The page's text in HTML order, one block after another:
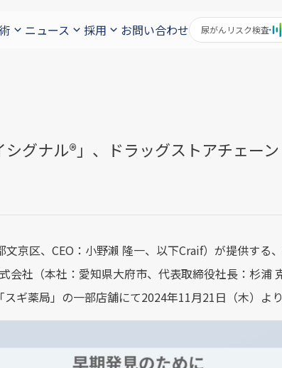
ニュース 採用 お問い合わせ 尿がんリスク検査
グナル®︎」、ドラッグストアチェー
京区、CEO：小野瀨 隆一、以下Craif）が提供する
会社（本社：愛知県大府市、代表取締役社長：杉浦
ギ薬局」の一部店舗にて2024年11月21日（木）よ